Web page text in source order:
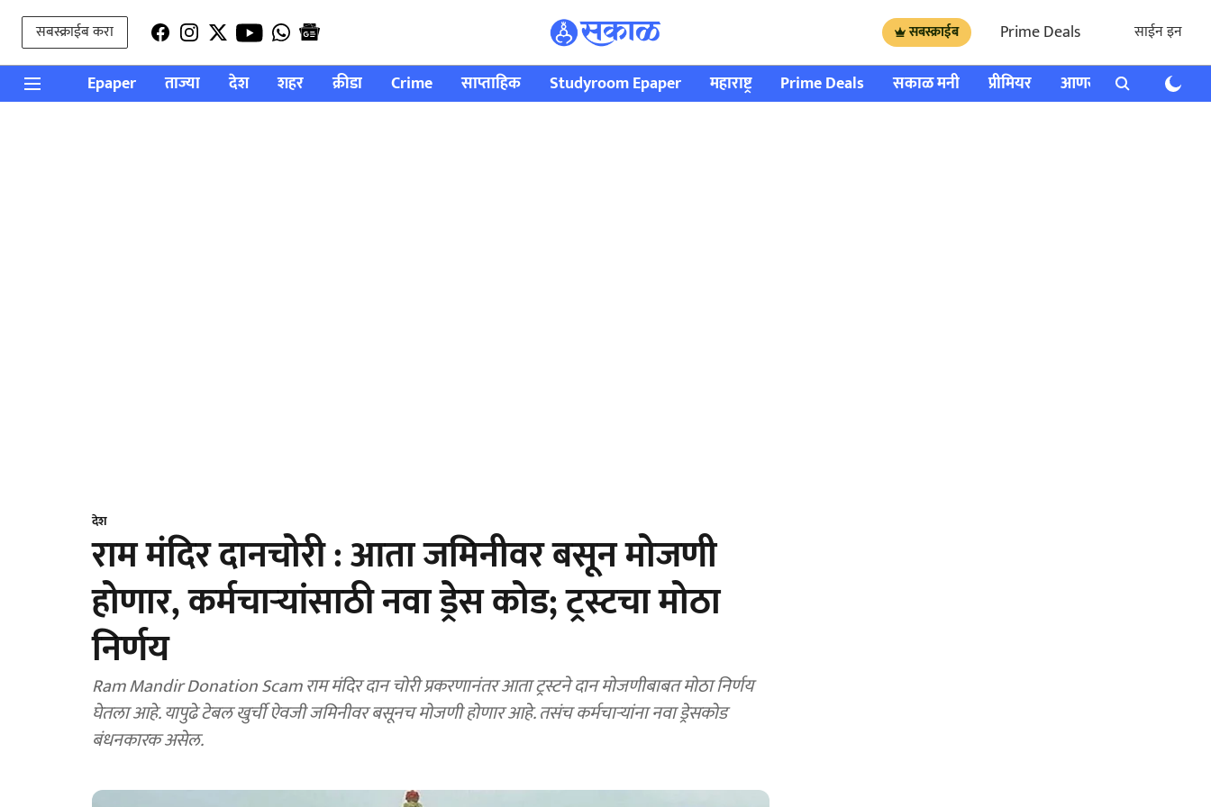
सबस्क्राईब करा सबस्क्राईब Prime Deals साईन इन
Epaper ताज्या देश शहर क्रीडा Crime साप्ताहिक Studyroom Epaper महाराष्ट्र Prime Deals सकाळ मनी प्रीमियर आणखी राशी भविष्य
देश
राम मंदिर दानचोरी : आता जमिनीवर बसून मोजणी
होणार, कर्मचाऱ्यांसाठी नवा ड्रेस कोड; ट्रस्टचा मोठा
निर्णय
Ram Mandir Donation Scam राम मंदिर दान चोरी प्रकरणानंतर आता ट्रस्टने दान मोजणीबाबत मोठा निर्णय
घेतला आहे. यापुढे टेबल खुर्ची ऐवजी जमिनीवर बसूनच मोजणी होणार आहे. तसंच कर्मचाऱ्यांना नवा ड्रेसकोड
बंधनकारक असेल.